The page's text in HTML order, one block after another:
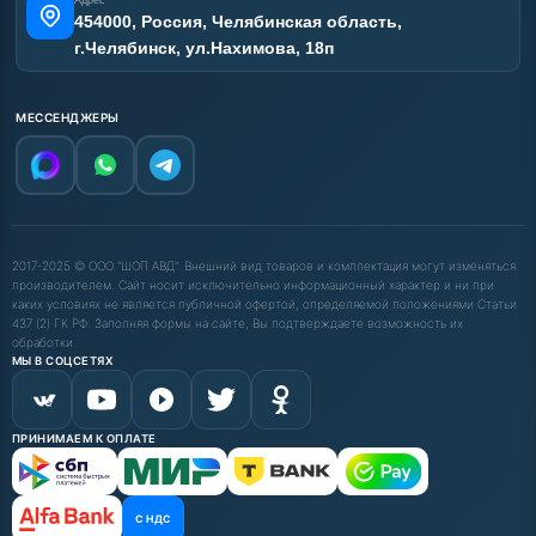
454000, Россия, Челябинская область,
г.Челябинск, ул.Нахимова, 18п
МЕССЕНДЖЕРЫ
2017-2025 © ООО "ШОП АВД". Внешний вид товаров и комплектация могут изменяться
производителем. Сайт носит исключительно информационный характер и ни при
каких условиях не является публичной офертой, определяемой положениями Статьи
437 (2) ГК РФ. Заполняя формы на сайте, Вы подтверждаете возможность их
обработки.
МЫ В СОЦСЕТЯХ
ПРИНИМАЕМ К ОПЛАТЕ
С НДС